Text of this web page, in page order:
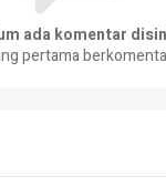
ada komentar
pertama